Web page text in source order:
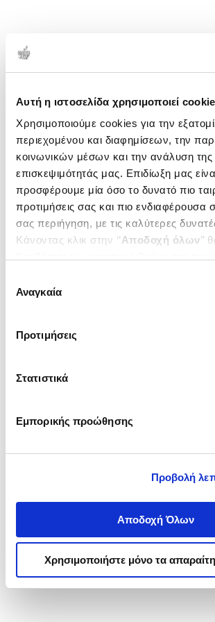
Αυτή η ιστοσελίδα χρησιμοποιεί
Χρησιμοποιούμε cookies για την
περιεχομένου και διαφημίσεων, την
κοινωνικών μέσων και την ανάλυση της
επισκεψιμότητάς μας. Επιδίωξη μας
προσφέρουμε μία όσο το δυνατό πιο
προτιμήσεις σας και πιο ενδιαφέρουσα
σας περιήγηση, με τις καλύτερες
Κάνοντας κλικ στην ‘’Αποδοχή όλων’’
ενδιαφέρουν και να επιλέξετε από τα
΄΄και να
συγκατάθεσης
Αναγκαία
Προτιμήσεις
Στατιστικά
Εμπορικής προώθησης
Προβολή
Αποδοχή Όλων
Χρησιμοποιήστε μόνο τα